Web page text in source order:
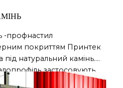
-профнастил
покриттям Принтек
натуральний камінь.
застосовують
житлових та